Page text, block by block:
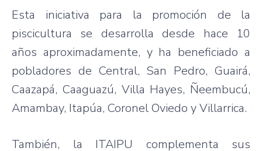
Esta iniciativa para la promoción de la
piscicultura se desarrolla desde hace 10
años aproximadamente, y ha beneficiado a
pobladores de Central, San Pedro, Guairá,
Caazapá, Caaguazú, Villa Hayes, Ñeembucú,
Amambay, Itapúa, Coronel Oviedo y Villarrica.
También, la ITAIPU complementa sus